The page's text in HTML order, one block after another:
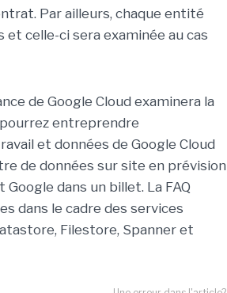
Par ailleurs, chaque entité
celle-ci sera examinée au cas
de Google Cloud examinera la
entreprendre
et données de Google Cloud
de données sur site en prévision
dans un billet. La FAQ
dans le cadre des services
Filestore, Spanner et